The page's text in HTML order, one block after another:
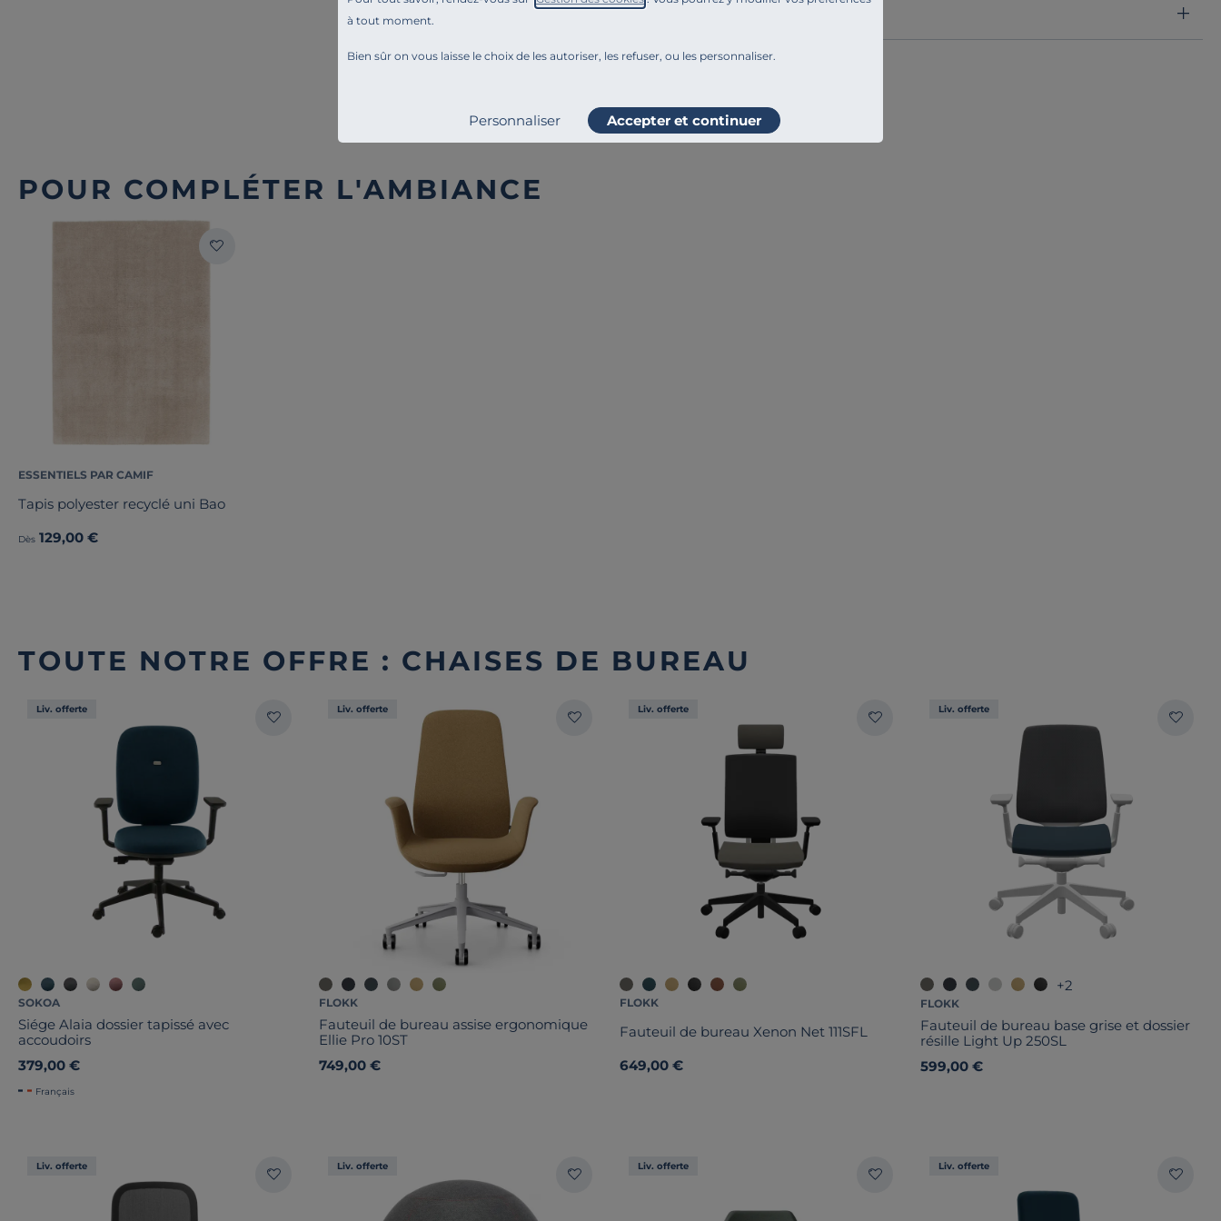
à tout moment.
Bien sûr on vous laisse le choix de les autoriser, les refuser, ou les personnaliser.
Personnaliser Accepter et continuer
Engagements et traçabilité
POUR COMPLÉTER L'AMBIANCE
ESSENTIELS PAR CAMIF
Tapis polyester recyclé uni Bao
Dès 129,00 €
TOUTE NOTRE OFFRE : CHAISES DE BUREAU
Liv. offerte
SOKOA
Siége Alaia dossier tapissé avec
accoudoirs
379,00 €
Français
Liv. offerte
FLOKK
Fauteuil de bureau assise ergonomique
Ellie Pro 10ST
749,00 €
Liv. offerte
FLOKK
Fauteuil de bureau Xenon Net 111SFL
649,00 €
Liv. offerte
+2
FLOKK
Fauteuil de bureau base grise et dossier
résille Light Up 250SL
599,00 €
Liv. offerte Liv. offerte Liv. offerte Liv. offerte